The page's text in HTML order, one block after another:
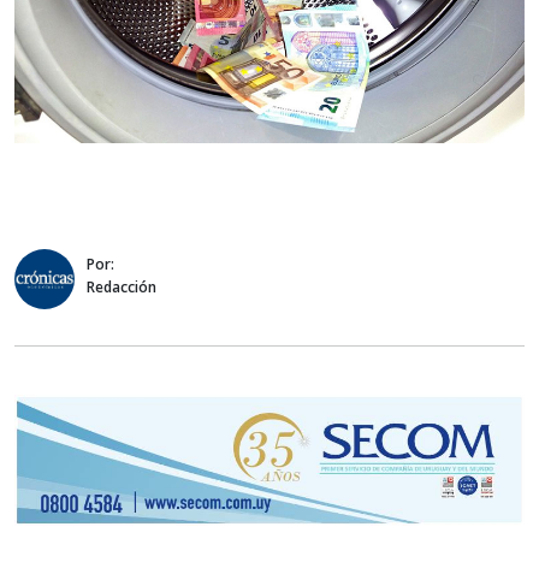
Por:
Redacción